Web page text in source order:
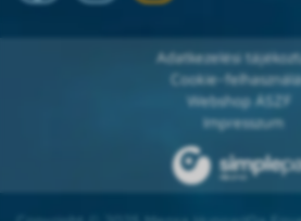
Adatkezelési
Cookie-
Webshop ÁSZF
Impresszum